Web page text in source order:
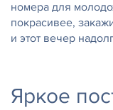
номера для
покрасивее,
и этот вечер
Яркое